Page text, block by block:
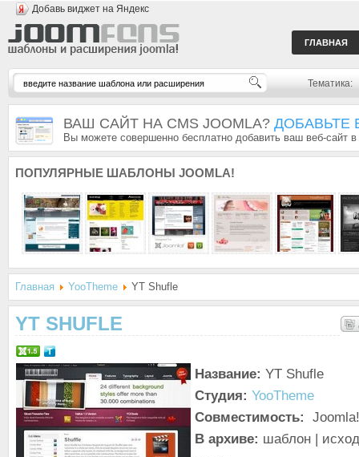
Добавь виджет на Яндекс
ГЛАВНАЯ
Тематика:
ВАШ САЙТ НА CMS JOOMLA? ДОБАВЬТЕ
Вы можете совершенно бесплатно добавить ваш веб-сайт
ПОПУЛЯРНЫЕ ШАБЛОНЫ JOOMLA!
Главная YooTheme YT Shufle
YT SHUFLE
Название: YT Shufle
Студия: YooTheme
Совместимость:
В архиве: шаблон |